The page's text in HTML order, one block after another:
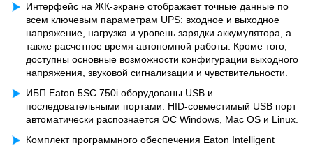
Интерфейс на ЖК-экране отображает точные данные по
всем ключевым параметрам UPS: входное и выходное
напряжение, нагрузка и уровень зарядки аккумулятора, а
также расчетное время автономной работы. Кроме того,
доступны основные возможности конфигурации выходного
напряжения, звуковой сигнализации и чувствительности.
ИБП Eaton 5SC 750i оборудованы USB и
последовательными портами. HID-совместимый USB порт
автоматически распознается ОС Windows, Mac OS и Linux.
Комплект программного обеспечения Eaton Intelligent